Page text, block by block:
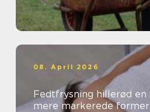
08. April 2026
Fedtfrysning hillerød en skånsom vej til
mere markerede former